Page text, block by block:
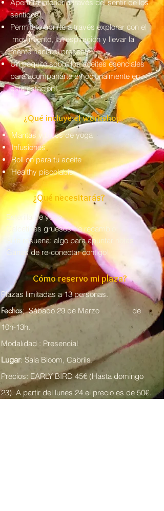
Apertura interior a través del sentir de los
sentidos!
Permitirte abrirte a través explorar con el
movimiento, la respiración y llevar la
mente hacia el presente.
Un poquito sobre los aceites esenciales
para acompañarte emocionalmente en
esta estación!
¿Qué necesitarás?
¿Qué incluye el workshop?
Mantas y blocs de yoga
Infusiones
Roll on para tu aceite
Healthy piscolabis
Esterilla de yoga
Calcetines gruesos de recambio
Si te resuena: algo para apuntar notas
Ganas de re-conectar contigo!
Plazas limitadas a 13 personas.
Fechas:Sábado 29 de Marzo
de
10h-13h.
Modalidad : Presencial
Lugar: Sala Bloom, Cabrils.
Precios: EARLY BIRD 45€ (Hasta domingo
23). A partir del lunes 24 el precio es de 50€.
​Cómo reservo mi plaza?